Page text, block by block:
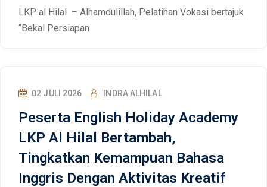
LKP al Hilal – Alhamdulillah, Pelatihan Vokasi bertajuk
“Bekal Persiapan
02 JULI 2026 INDRA ALHILAL
Peserta English Holiday Academy
LKP Al Hilal Bertambah,
Tingkatkan Kemampuan Bahasa
Inggris Dengan Aktivitas Kreatif